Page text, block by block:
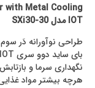
IOT مدل SXi30-30
طراحی نوآورانه دَر
نگهداری سرما و
هرچه بیشتر مواد